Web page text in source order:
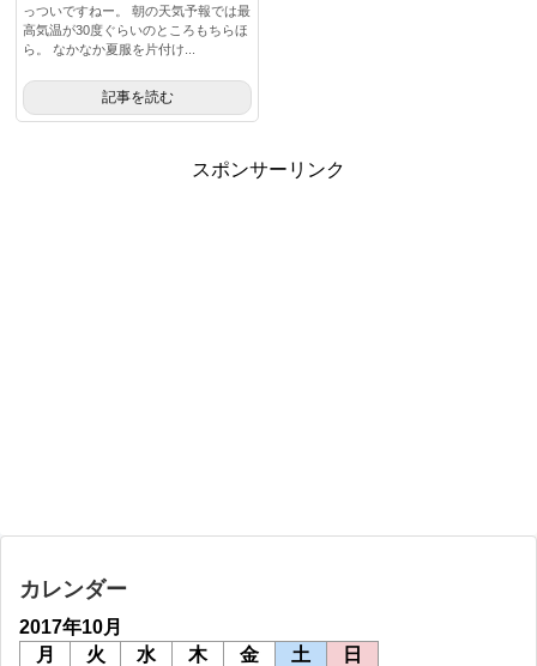
っついですねー。 朝の天気予報では最
高気温が30度ぐらいのところもちらほ
ら。 なかなか夏服を片付け...
記事を読む
スポンサーリンク
カレンダー
2017年10月
月
火 水 木 金 土 日